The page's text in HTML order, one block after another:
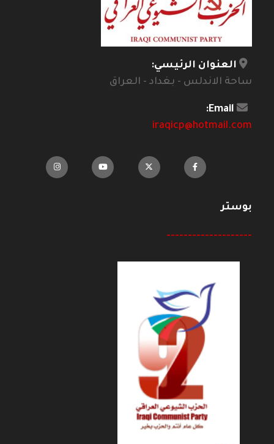
العنوان الرئيسي:
ساحة الاندلس - بغداد - العراق
Email:
iraqicp@hotmail.com
بوستر
--------------------